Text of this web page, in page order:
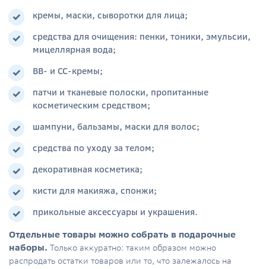
кремы, маски, сыворотки для лица;
средства для очищения: пенки, тоники, эмульсии,
мицеллярная вода;
ВВ- и СС-кремы;
патчи и тканевые полоски, пропитанные
косметическим средством;
шампуни, бальзамы, маски для волос;
средства по уходу за телом;
декоративная косметика;
кисти для макияжа, спонжи;
прикольные аксессуары и украшения.
Отдельные товары можно собрать в подарочные
наборы. Только аккуратно: таким образом можно
распродать остатки товаров или то, что залежалось на